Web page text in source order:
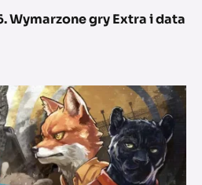
Wymarzone gry Extra i data